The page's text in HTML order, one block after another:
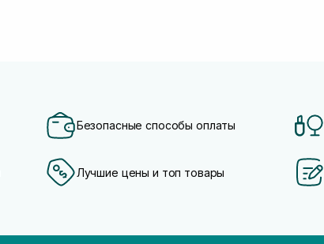
Безопасные способы оплаты
Лучшие цены и топ товары